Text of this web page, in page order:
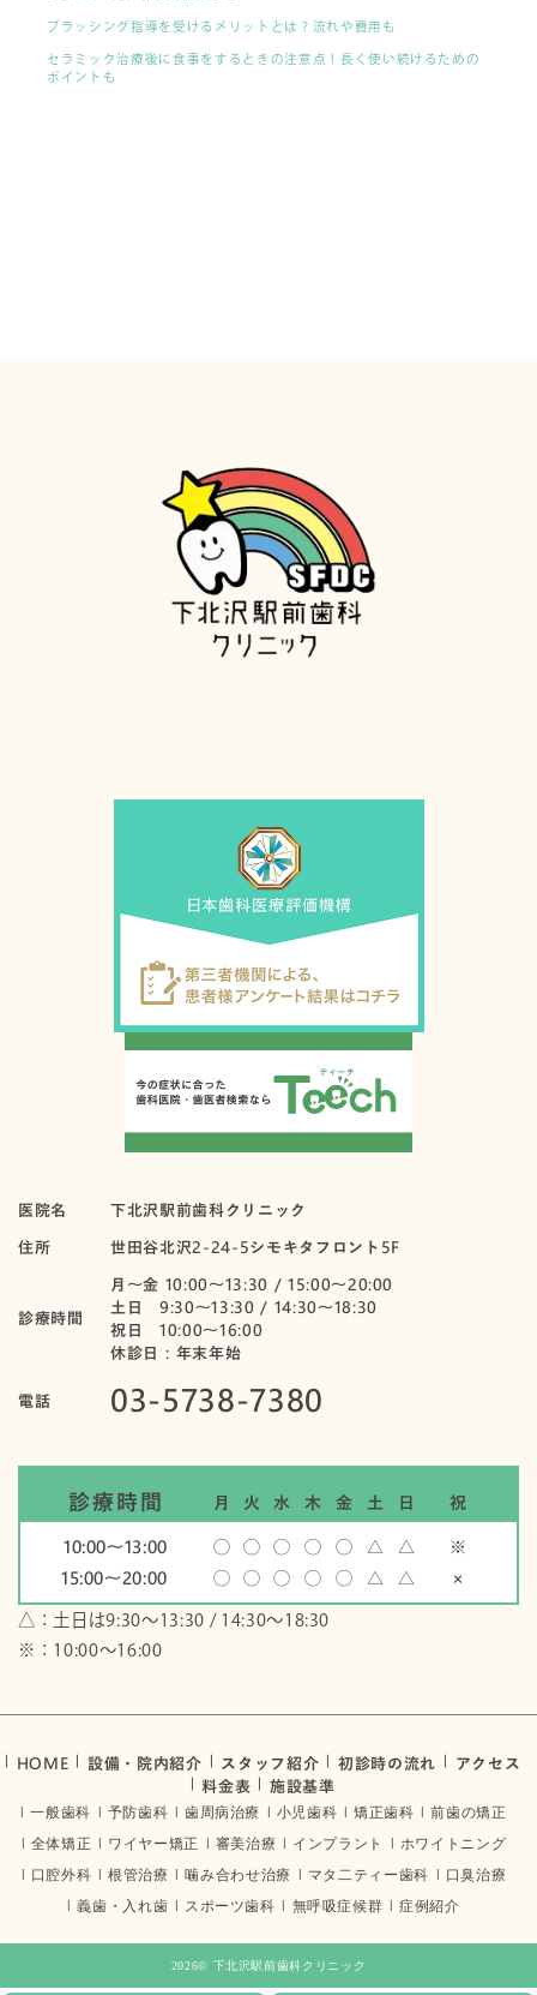
ブラッシング指導を受けるメリットとは？流れや費用も
セラミック治療後に食事をするときの注意点！長く使い続けるための
ポイントも
医院名
下北沢駅前歯科クリニック
住所
世田谷北沢2-24-5シモキタフロント5F
診療時間
月〜金 10:00～13:30 / 15:00～20:00
土日 9:30～13:30 / 14:30～18:30
祝日 10:00〜16:00
休診日：年末年始
電話 03-5738-7380
診療時間 月 火 水 木 金 土 日
祝
10:00〜13:00
◯ ◯ ◯ ◯ ◯ △ △
※
15:00〜20:00
◯ ◯ ◯ ◯ ◯ △ △ ×
△：土日は9:30～13:30 / 14:30～18:30
※：10:00〜16:00
HOME 設備・院内紹介 スタッフ紹介 初診時の流れ
アクセス
料金表
施設基準
一般歯科 予防歯科 歯周病治療 小児歯科 矯正歯科
前歯の矯正
全体矯正
ワイヤー矯正 審美治療 インプラント
ホワイトニング
口腔外科
根管治療 噛み合わせ治療 マタ二ティー歯科
口臭治療
義歯・入れ歯
スポーツ歯科 無呼吸症候群 症例紹介
2026© 下北沢駅前歯科クリニック